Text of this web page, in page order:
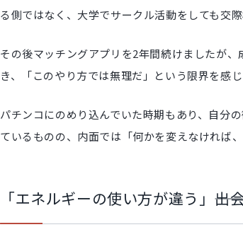
る側ではなく、大学でサークル活動をしても交
その後マッチングアプリを2年間続けましたが
き、「このやり方では無理だ」という限界を感じ
パチンコにのめり込んでいた時期もあり、自分
ているものの、内面では「何かを変えなければ
「エネルギーの使い方が違う」――